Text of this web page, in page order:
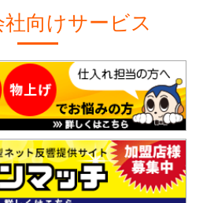
向けサービス